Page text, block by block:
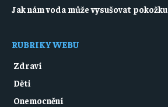
Jak nám voda může vysušovat pokožku
RUBRIKY WEBU
Zdraví
Děti
Onemocnění